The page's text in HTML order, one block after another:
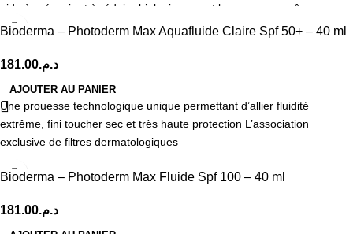
aide à prévenir et à réduire biologiquement les rougeurs grâce au
brevet exclusif Rosactiv
Bioderma – Photoderm Max Aquafluide Claire Spf 50+ – 40 ml
د.م.181.00
AJOUTER AU PANIER
Une prouesse technologique unique permettant d’allier fluidité
extrême, fini toucher sec et très haute protection L’association
exclusive de filtres dermatologiques
Bioderma – Photoderm Max Fluide Spf 100 – 40 ml
د.م.181.00